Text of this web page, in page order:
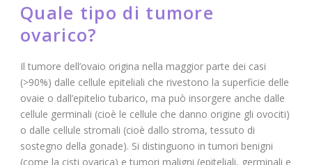
Quale tipo di tumore
ovarico?
Il tumore dell’ovaio origina nella maggior parte dei casi
(>90%) dalle cellule epiteliali che rivestono la superficie delle
ovaie o dall’epitelio tubarico, ma può insorgere anche dalle
cellule germinali (cioè le cellule che danno origine gli ovociti)
o dalle cellule stromali (cioè dallo stroma, tessuto di
sostegno della gonade). Si distinguono in tumori benigni
(come la cisti ovarica) e tumori maligni (epiteliali, germinali e